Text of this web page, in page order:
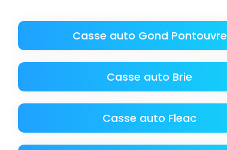
Casse auto Gond Pontouvre
Casse auto Brie
Casse auto Fleac